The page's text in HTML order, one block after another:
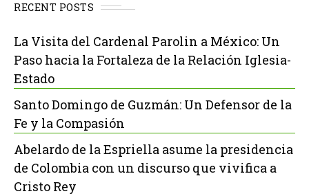
RECENT POSTS
La Visita del Cardenal Parolin a México: Un
Paso hacia la Fortaleza de la Relación Iglesia-
Estado
Santo Domingo de Guzmán: Un Defensor de la
Fe y la Compasión
Abelardo de la Espriella asume la presidencia
de Colombia con un discurso que vivifica a
Cristo Rey